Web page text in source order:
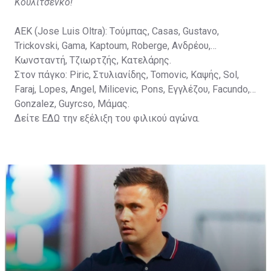
ΑΕΚ (Jose Luis Oltra): Tούμπας, Casas, Gustavo,
Trickovski, Gama, Κaptoum, Roberge, Aνδρέου,
Κωνσταντή, Τζιωρτζής, Κατελάρης.
Στον πάγκο: Piric, Στυλιανίδης, Tomovic, Καψής, Sol,
Faraj, Lopes, Angel, Milicevic, Pons, Εγγλέζου, Facundo,
Gonzalez, Guyrcso, Μάμας.
Δείτε ΕΔΩ την εξέλιξη του φιλικού αγώνα.